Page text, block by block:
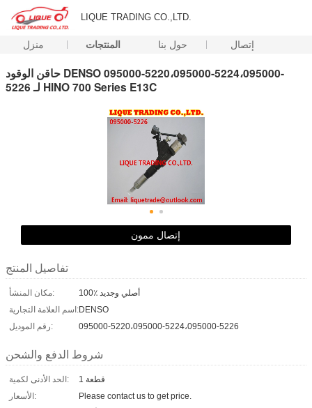
LIQUE TRADING CO.,LTD.
منزل المنتجات حول بنا إتصال
حاقن الوقود DENSO 095000-5220،095000-5224،095000-
5226 لـ HINO 700 Series E13C
إتصال ممون
تفاصيل المنتج
مكان المنشأ:
100٪ أصلي وجديد
اسم العلامة التجارية:DENSO
رقم الموديل:
095000-5220،095000-5224،095000-5226
شروط الدفع والشحن
الحد الأدنى لكمية:
1 قطعة
الأسعار:
Please contact us to get price.